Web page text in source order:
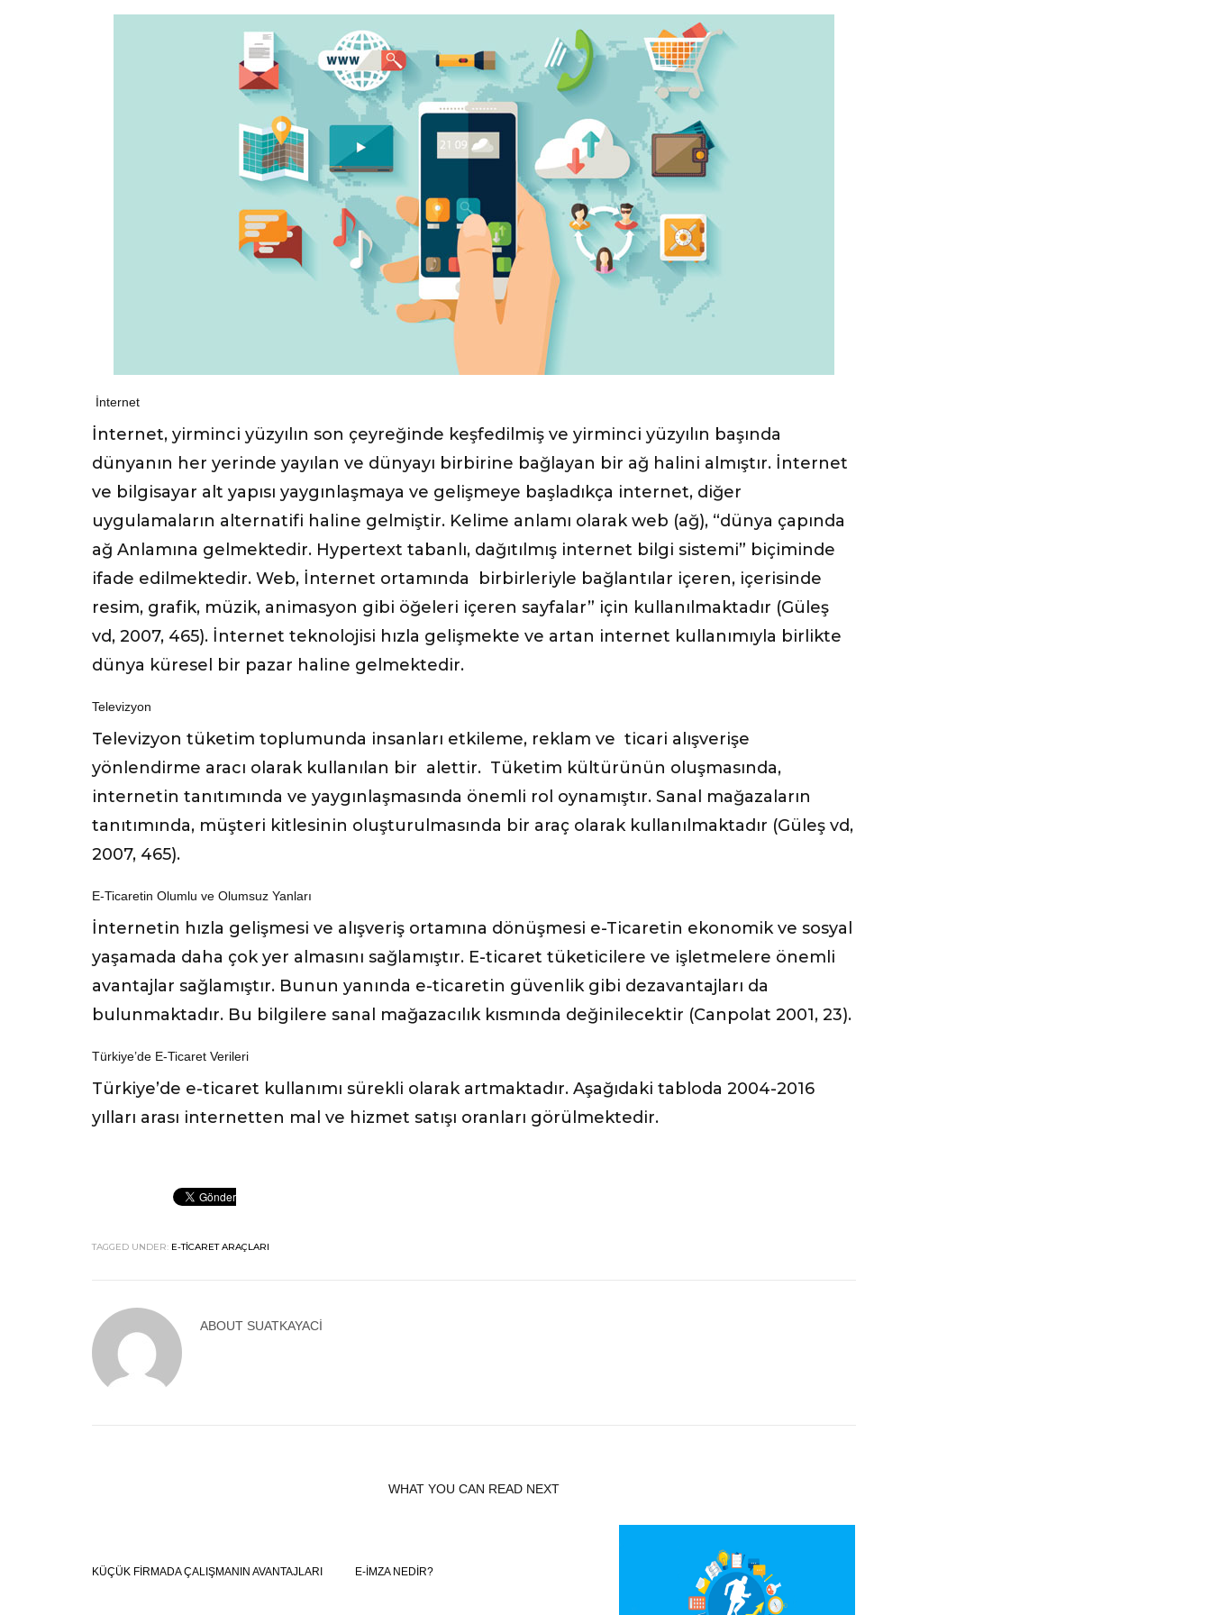
İnternet
İnternet, yirminci yüzyılın son çeyreğinde keşfedilmiş ve yirminci yüzyılın başında
dünyanın her yerinde yayılan ve dünyayı birbirine bağlayan bir ağ halini almıştır. İnternet
ve bilgisayar alt yapısı yaygınlaşmaya ve gelişmeye başladıkça internet, diğer
uygulamaların alternatifi haline gelmiştir. Kelime anlamı olarak web (ağ), “dünya çapında
ağ Anlamına gelmektedir. Hypertext tabanlı, dağıtılmış internet bilgi sistemi” biçiminde
ifade edilmektedir. Web, İnternet ortamında birbirleriyle bağlantılar içeren, içerisinde
resim, grafik, müzik, animasyon gibi öğeleri içeren sayfalar” için kullanılmaktadır (Güleş
vd, 2007, 465). İnternet teknolojisi hızla gelişmekte ve artan internet kullanımıyla birlikte
dünya küresel bir pazar haline gelmektedir.
Televizyon
Televizyon tüketim toplumunda insanları etkileme, reklam ve ticari alışverişe
yönlendirme aracı olarak kullanılan bir alettir. Tüketim kültürünün oluşmasında,
internetin tanıtımında ve yaygınlaşmasında önemli rol oynamıştır. Sanal mağazaların
tanıtımında, müşteri kitlesinin oluşturulmasında bir araç olarak kullanılmaktadır (Güleş vd,
2007, 465).
E-Ticaretin Olumlu ve Olumsuz Yanları
İnternetin hızla gelişmesi ve alışveriş ortamına dönüşmesi e-Ticaretin ekonomik ve sosyal
yaşamada daha çok yer almasını sağlamıştır. E-ticaret tüketicilere ve işletmelere önemli
avantajlar sağlamıştır. Bunun yanında e-ticaretin güvenlik gibi dezavantajları da
bulunmaktadır. Bu bilgilere sanal mağazacılık kısmında değinilecektir (Canpolat 2001, 23).
Türkiye’de E-Ticaret Verileri
Türkiye’de e-ticaret kullanımı sürekli olarak artmaktadır. Aşağıdaki tabloda 2004-2016
yılları arası internetten mal ve hizmet satışı oranları görülmektedir.
TAGGED UNDER: E-TICARET ARAÇLARI
ABOUT SUATKAYACI
WHAT YOU CAN READ NEXT
KÜÇÜK FIRMADA ÇALIŞMANIN AVANTAJLARI E-IMZA NEDIR?